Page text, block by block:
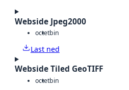
Webside Jpeg2000
octetbin
Last ned
Webside Tiled GeoTIFF
octetbin